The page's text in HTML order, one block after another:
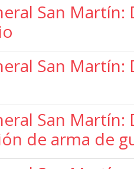
San
San
San
de arma de